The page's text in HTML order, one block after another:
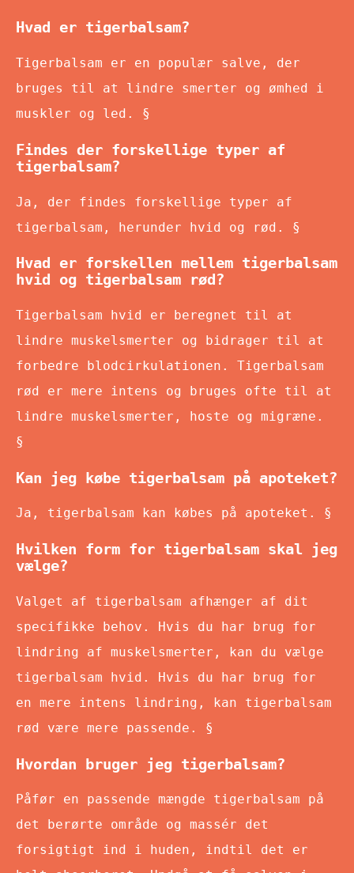
Hvad er tigerbalsam?
Tigerbalsam er en populær salve, der
bruges til at lindre smerter og ømhed i
muskler og led. §
Findes der forskellige typer af
tigerbalsam?
Ja, der findes forskellige typer af
tigerbalsam, herunder hvid og rød. §
Hvad er forskellen mellem tigerbalsam
hvid og tigerbalsam rød?
Tigerbalsam hvid er beregnet til at
lindre muskelsmerter og bidrager til at
forbedre blodcirkulationen. Tigerbalsam
rød er mere intens og bruges ofte til at
lindre muskelsmerter, hoste og migræne.
§
Kan jeg købe tigerbalsam på apoteket?
Ja, tigerbalsam kan købes på apoteket. §
Hvilken form for tigerbalsam skal jeg
vælge?
Valget af tigerbalsam afhænger af dit
specifikke behov. Hvis du har brug for
lindring af muskelsmerter, kan du vælge
tigerbalsam hvid. Hvis du har brug for
en mere intens lindring, kan tigerbalsam
rød være mere passende. §
Hvordan bruger jeg tigerbalsam?
Påfør en passende mængde tigerbalsam på
det berørte område og massér det
forsigtigt ind i huden, indtil det er